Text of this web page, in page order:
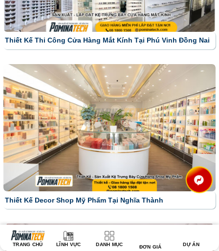
Thiết Kế Thi Công Cửa Hàng Mắt Kính Tại Phú Vinh Đồng Nai
Thiết Kế Decor Shop Mỹ Phẩm Tại Nghĩa Thành
TRANG CHỦ LĨNH VỰC DANH MỤC ĐƠN GIÁ DỰ ÁN